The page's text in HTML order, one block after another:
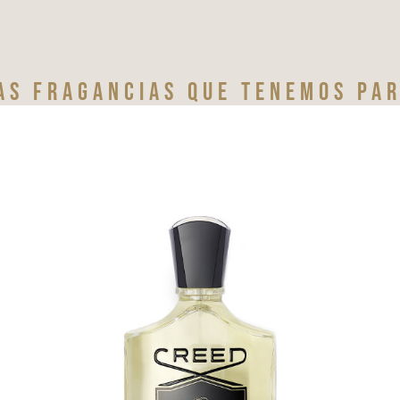
fragancias que tenemos